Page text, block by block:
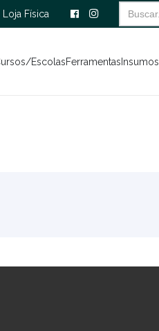
Loja Física
Search
for:
EscolasFerramentasInsumos